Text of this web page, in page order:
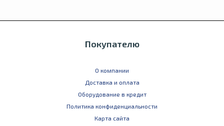
Покупателю
О компании
Доставка и оплата
Оборудование в кредит
Политика конфиденциальности
Карта сайта